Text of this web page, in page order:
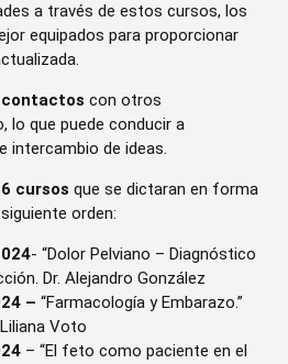
a través de estos cursos, los
equipados para proporcionar
con otros
lo que puede conducir a
intercambio de ideas.
6 cursos que se dictaran en forma
orden:
- “Dolor Pelviano – Diagnóstico
Dr. Alejandro González
– “Farmacología y Embarazo.”
Voto
– “El feto como paciente en el